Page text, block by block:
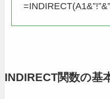
INDIRECT関数の基